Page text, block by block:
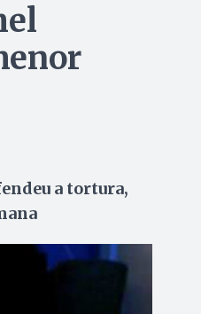
a tortura,